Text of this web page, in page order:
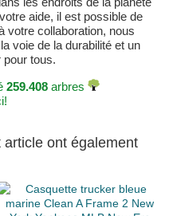
aide, il est possible de
votre collaboration, nous
voie de la durabilité et un
pour tous.
259.408 arbres
ont également